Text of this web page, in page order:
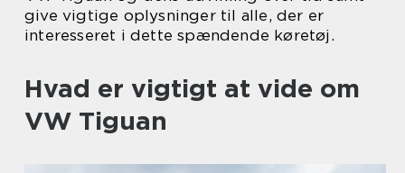
give vigtige oplysninger til alle, der er
interesseret i dette spændende køretøj.
Hvad er vigtigt at vide om
VW Tiguan